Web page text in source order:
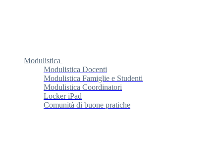
Modulistica
Modulistica Docenti
Modulistica Famiglie e Studenti
Modulistica Coordinatori
Locker iPad
Comunità di buone pratiche